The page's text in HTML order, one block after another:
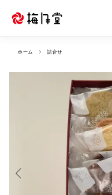
ホーム 詰合せ